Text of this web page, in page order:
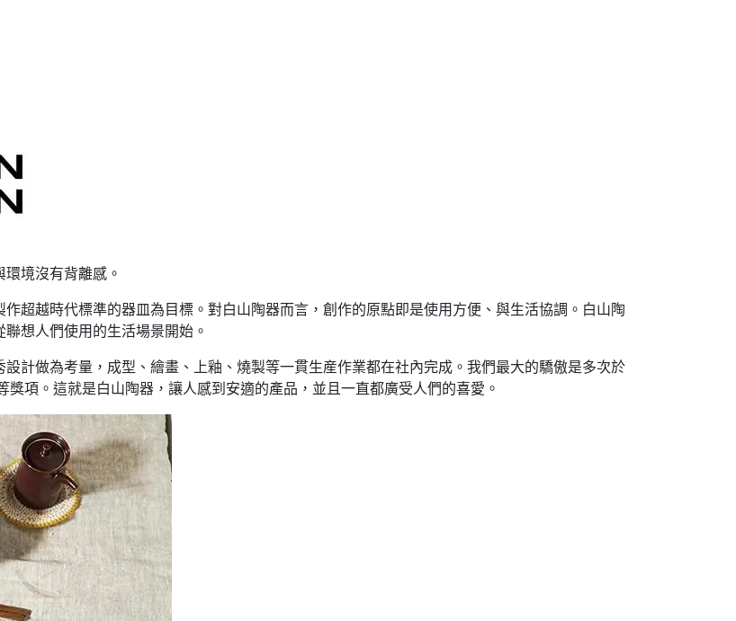
境沒有背離感。
超越時代標準的器皿為目標。對白山陶器而言，創作的原點即是使用方便、與生活協調。白山陶
想人們使用的生活場景開始。
計做為考量，成型、繪畫、上釉、燒製等一貫生産作業都在社內完成。我們最大的驕傲是多次於
獎項。這就是白山陶器，讓人感到安適的產品，並且一直都廣受人們的喜愛。